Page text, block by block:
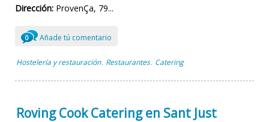
Dirección: ProvenÇa, 79...
0 Añade tú comentario
Hostelería y restauración Restaurantes Catering
Roving Cook Catering en Sant Just